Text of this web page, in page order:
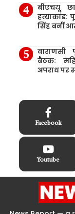
बीएचयू
हत्याकांड:
सिंह बनीं
बैठक:
अपराध पर
Facebook
Youtube